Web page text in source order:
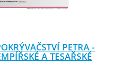
PETRA -
A TESAŘSKÉ